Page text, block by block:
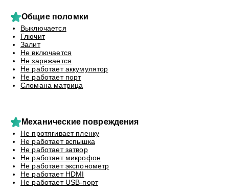
Общие поломки
Выключается
Глючит
Залит
Не включается
Не заряжается
Не работает аккумулятор
Не работает порт
Сломана матрица
Механические повреждения
Не протягивает пленку
Не работает вспышка
Не работает затвор
Не работает микрофон
Не работает экспонометр
Не работает HDMI
Не работает USB-порт